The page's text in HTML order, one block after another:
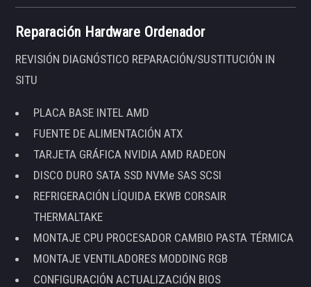
Reparación Hardware Ordenador
REVISIÓN DIAGNÓSTICO REPARACIÓN/SUSTITUCIÓN IN
SITU
PLACA BASE INTEL AMD
FUENTE DE ALIMENTACIÓN ATX
TARJETA GRÁFICA NVIDIA AMD RADEON
DISCO DURO SATA SSD NVMe SAS SCSI
REFRIGERACIÓN LÍQUIDA EKWB CORSAIR
THERMALTAKE
MONTAJE CPU PROCESADOR CAMBIO PASTA TÉRMICA
MONTAJE VENTILADORES MODDING RGB
CONFIGURACIÓN ACTUALIZACIÓN BIOS